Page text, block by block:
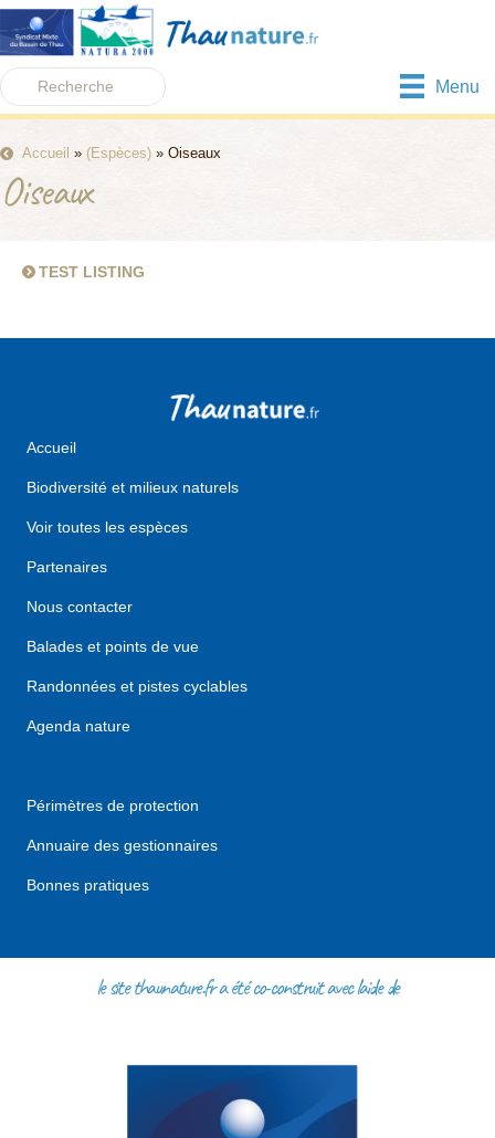
Menu
Accueil » (Espèces) » Oiseaux
Oiseaux
TEST LISTING
Accueil
Biodiversité et milieux naturels
Voir toutes les espèces
Partenaires
Nous contacter
Balades et points de vue
Randonnées et pistes cyclables
Agenda nature
Périmètres de protection
Annuaire des gestionnaires
Bonnes pratiques
le site thaunature.fr a été co-construit avec l'aide de